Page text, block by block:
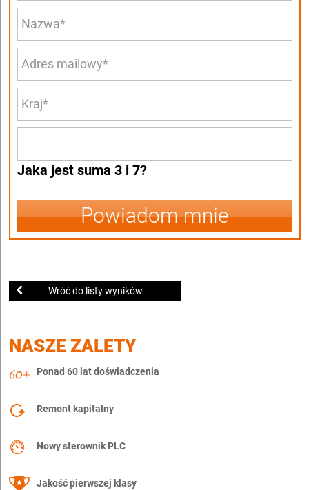
Jaka jest suma 3 i 7?
Powiadom mnie
Wróć do listy wyników
NASZE ZALETY
Ponad 60 lat doświadczenia
Remont kapitalny
Nowy sterownik PLC
Jakość pierwszej klasy